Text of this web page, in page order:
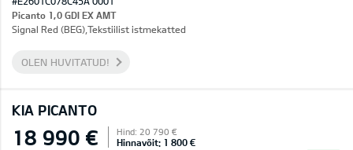
Picanto 1,0 GDI EX AMT
Signal Red (BEG),Tekstiilist istmekatted
OLEN HUVITATUD!
KIA PICANTO
18 990 € Hind: 20 790 €
Hinnavõit: 1 800 €